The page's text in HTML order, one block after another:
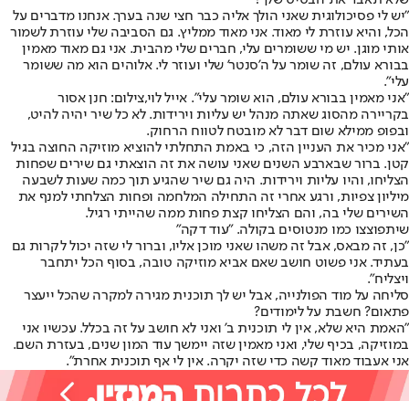
"יש לי פסיכולוגית שאני הולך אליה כבר חצי שנה בערך. אנחנו מדברים על
הכל, והיא עוזרת לי מאוד. אני מאוד ממליץ. גם הסביבה שלי עוזרת לשמור
אותי מוגן. יש מי ששומרים עלי, חברים שלי מהבית. אני גם מאוד מאמין
בבורא עולם, זה שומר על ה'סנטר' שלי ועוזר לי. אלוהים הוא מה ששומר
עלי".
"אני מאמין בבורא עולם, הוא שומר עלי". אייל לוי,צילום: חנן אסור
בקריירה מהסוג שאתה מנהל יש עליות וירידות. לא כל שיר יהיה להיט,
ובפופ ממילא שום דבר לא מובטח לטווח הרחוק.
"אני מכיר את העניין הזה, כי באמת התחלתי להוציא מוזיקה החוצה בגיל
קטן. ברור שבארבע השנים שאני עושה את זה הוצאתי גם שירים שפחות
הצליחו, והיו עליות וירידות. היה גם שיר שהגיע תוך כמה שעות לשבעה
מיליון צפיות, ורגע אחרי זה התחילה המלחמה ופחות הצלחתי למנף את
השירים שלי בה, והם הצליחו קצת פחות ממה שהייתי רגיל.
שיתפוצצו כמו מנטוסים בקולה. "עוד דקה"
"כן, זה מבאס, אבל זה משהו שאני מוכן אליו, וברור לי שזה יכול לקרות גם
בעתיד. אני פשוט חושב שאם אביא מוזיקה טובה, בסוף הכל יתחבר
ויצליח".
סליחה על מוד הפולנייה, אבל יש לך תוכנית מגירה למקרה שהכל ייעצר
פתאום? חשבת על לימודים?
"האמת היא שלא, אין לי תוכנית ב' ואני לא חושב על זה בכלל. עכשיו אני
במוזיקה, בכיף שלי, ואני מאמין שזה יימשך עוד המון שנים, בעזרת השם.
אני אעבוד מאוד קשה כדי שזה יקרה. אין לי אף תוכנית אחרת".